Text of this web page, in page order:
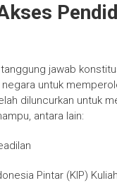
jawab
untuk
diluncurkan untuk
antara lain:
Pintar (KIP) Kuliah